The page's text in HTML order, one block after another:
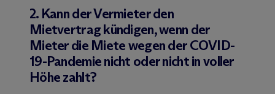
2. Kann der Vermieter den
Mietvertrag kündigen, wenn der
Mieter die Miete wegen der COVID-
19-Pandemie nicht oder nicht in voller
Höhe zahlt?